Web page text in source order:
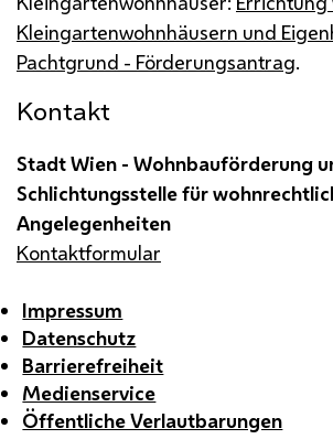
Kleingartenwohnhäusern und
Pachtgrund - Förderungsantrag.
Kontakt
Stadt Wien - Wohnbauförderung
Schlichtungsstelle für
Angelegenheiten
Kontaktformular
Impressum
Datenschutz
Barrierefreiheit
Medienservice
Öffentliche Verlautbarungen